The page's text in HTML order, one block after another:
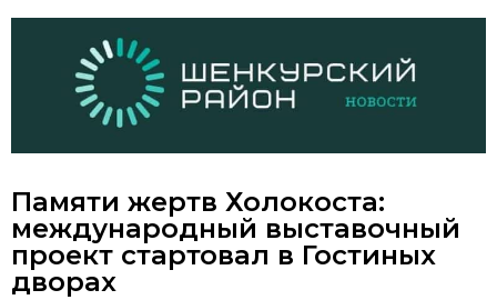
Памяти жертв Холокоста:
международный выставочный
проект стартовал в Гостиных
дворах